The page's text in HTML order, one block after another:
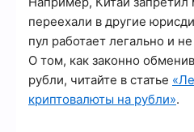
переехали в другие
пул работает легально и
О том, как законно
рубли, читайте в статье
криптовалюты на рубли».